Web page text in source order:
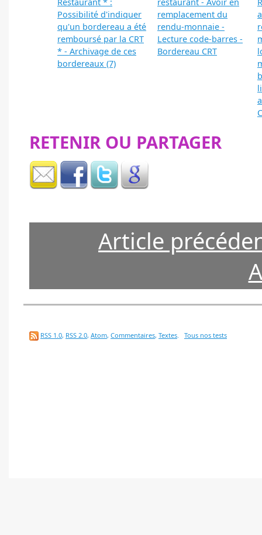
Possibilité d'indiquer
qu'un bordereau a été
remboursé par la CRT
* - Archivage de ces
bordereaux (7)
remplacement du
rendu-monnaie -
Lecture code-barres -
Bordereau CRT
RETENIR OU PARTAGER
Article
RSS 1.0, RSS 2.0, Atom, Commentaires, Textes. Tous nos tests